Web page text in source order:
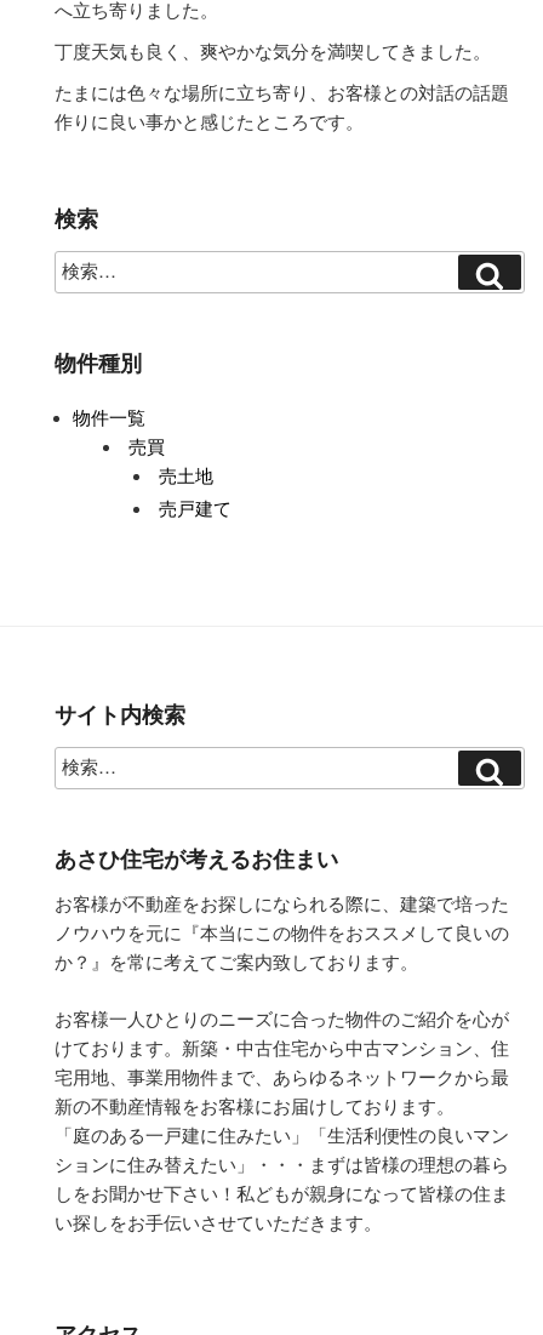
へ立ち寄りました。
丁度天気も良く、爽やかな気分を満喫してきました。
たまには色々な場所に立ち寄り、お客様との対話の話題
作りに良い事かと感じたところです。
検索
物件種別
物件一覧
売買
売土地
売戸建て
サイト内検索
あさひ住宅が考えるお住まい
お客様が不動産をお探しになられる際に、建築で培った
ノウハウを元に『本当にこの物件をおススメして良いの
か？』を常に考えてご案内致しております。
お客様一人ひとりのニーズに合った物件のご紹介を心が
けております。新築・中古住宅から中古マンション、住
宅用地、事業用物件まで、あらゆるネットワークから最
新の不動産情報をお客様にお届けしております。
「庭のある一戸建に住みたい」「生活利便性の良いマン
ションに住み替えたい」・・・まずは皆様の理想の暮ら
しをお聞かせ下さい！私どもが親身になって皆様の住ま
い探しをお手伝いさせていただきます。